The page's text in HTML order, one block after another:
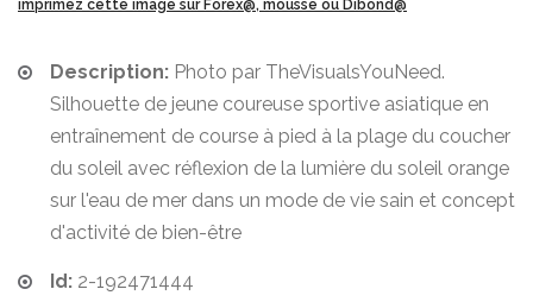
imprimez cette image sur Forex@, mousse ou Dibond@
Description: Photo par TheVisualsYouNeed.
Silhouette de jeune coureuse sportive asiatique en
entraînement de course à pied à la plage du coucher
du soleil avec réflexion de la lumière du soleil orange
sur l'eau de mer dans un mode de vie sain et concept
d'activité de bien-être
Id: 2-192471444